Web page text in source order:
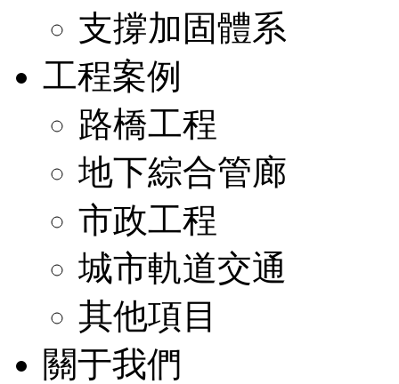
支撐加固體系
工程案例
路橋工程
地下綜合管廊
市政工程
城市軌道交通
其他項目
關于我們